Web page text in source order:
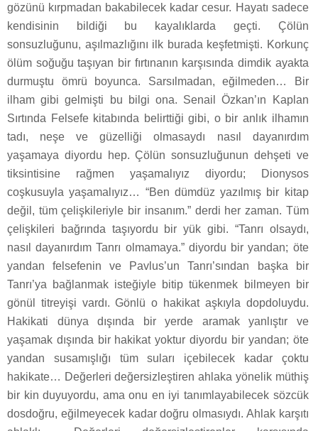
gözünü kırpmadan bakabilecek kadar cesur. Hayatı sadece
kendisinin bildiği bu kayalıklarda geçti. Çölün
sonsuzluğunu, aşılmazlığını ilk burada keşfetmişti. Korkunç
ölüm soğuğu taşıyan bir fırtınanın karşısında dimdik ayakta
durmuştu ömrü boyunca. Sarsılmadan, eğilmeden… Bir
ilham gibi gelmişti bu bilgi ona. Senail Özkan’ın Kaplan
Sırtında Felsefe kitabında belirttiği gibi, o bir anlık ilhamın
tadı, neşe ve güzelliği olmasaydı nasıl dayanırdım
yaşamaya diyordu hep. Çölün sonsuzluğunun dehşeti ve
tiksintisine rağmen yaşamalıyız diyordu; Dionysos
coşkusuyla yaşamalıyız… “Ben dümdüz yazılmış bir kitap
değil, tüm çelişkileriyle bir insanım.” derdi her zaman. Tüm
çelişkileri bağrında taşıyordu bir yük gibi. “Tanrı olsaydı,
nasıl dayanırdım Tanrı olmamaya.” diyordu bir yandan; öte
yandan felsefenin ve Pavlus’un Tanrı’sından başka bir
Tanrı’ya bağlanmak isteğiyle bitip tükenmek bilmeyen bir
gönül titreyişi vardı. Gönlü o hakikat aşkıyla dopdoluydu.
Hakikati dünya dışında bir yerde aramak yanlıştır ve
yaşamak dışında bir hakikat yoktur diyordu bir yandan; öte
yandan susamışlığı tüm suları içebilecek kadar çoktu
hakikate… Değerleri değersizleştiren ahlaka yönelik müthiş
bir kin duyuyordu, ama onu en iyi tanımlayabilecek sözcük
dosdoğru, eğilmeyecek kadar doğru olmasıydı. Ahlak karşıtı